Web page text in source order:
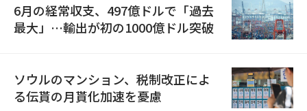
6月の経常収支、497億ドルで「過去
最大」…輸出が初の1000億ドル突破
ソウルのマンション、税制改正によ
る伝貰の月貰化加速を憂慮